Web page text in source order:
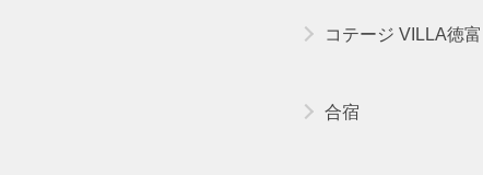
コテージ VILLA徳富
合宿